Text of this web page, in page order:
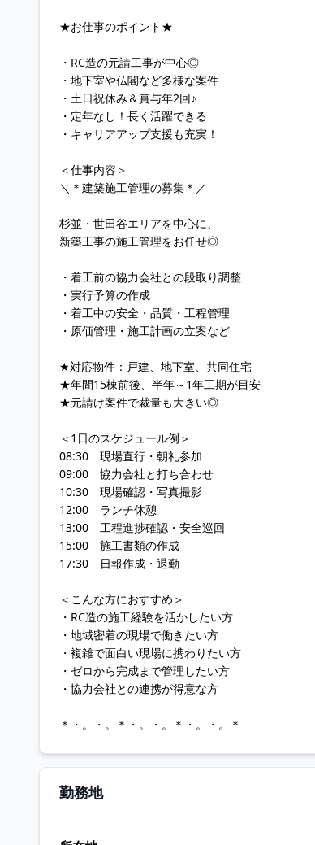
★お仕事のポイント★
・RC造の元請工事が中心◎
・地下室や仏閣など多様な案件
・土日祝休み＆賞与年2回♪
・定年なし！長く活躍できる
・キャリアアップ支援も充実！
＜仕事内容＞
＼＊建築施工管理の募集＊／
杉並・世田谷エリアを中心に、
新築工事の施工管理をお任せ◎
・着工前の協力会社との段取り調整
・実行予算の作成
・着工中の安全・品質・工程管理
・原価管理・施工計画の立案など
★対応物件：戸建、地下室、共同住宅
★年間15棟前後、半年～1年工期が目安
★元請け案件で裁量も大きい◎
＜1日のスケジュール例＞
08:30 現場直行・朝礼参加
09:00 協力会社と打ち合わせ
10:30 現場確認・写真撮影
12:00 ランチ休憩
13:00 工程進捗確認・安全巡回
15:00 施工書類の作成
17:30 日報作成・退勤
＜こんな方におすすめ＞
・RC造の施工経験を活かしたい方
・地域密着の現場で働きたい方
・複雑で面白い現場に携わりたい方
・ゼロから完成まで管理したい方
・協力会社との連携が得意な方
＊・。・。＊・。・。＊・。・。＊
勤務地